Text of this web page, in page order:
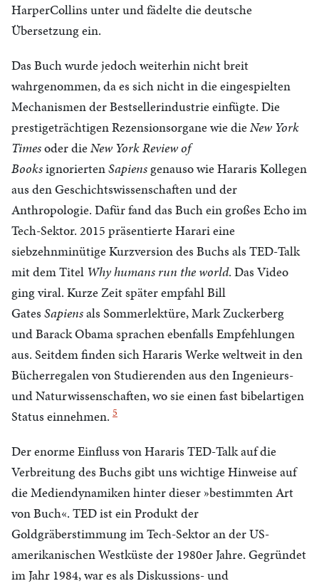
HarperCollins unter und fädelte die deutsche
Übersetzung ein.
Das Buch wurde jedoch weiterhin nicht breit
wahrgenommen, da es sich nicht in die eingespielten
Mechanismen der Bestsellerindustrie einfügte. Die
prestigeträchtigen Rezensionsorgane wie dieNew York
Timesoder dieNew York Review of
BooksignoriertenSapiens genauso wie Hararis Kollegen
aus den Geschichtswissenschaften und der
Anthropologie. Dafür fand das Buch ein großes Echo im
Tech-Sektor. 2015 präsentierte Harari eine
siebzehnminütige Kurzversion des Buchs als TED-Talk
mit dem Titel Why humans run the world. Das Video
ging viral. Kurze Zeit später empfahl Bill
Gates Sapiensals Sommerlektüre, Mark Zuckerberg
und Barack Obama sprachen ebenfalls Empfehlungen
aus. Seitdem finden sich Hararis Werke weltweit in den
Bücherregalen von Studierenden aus den Ingenieurs-
und Naturwissenschaften, wo sie einen fast bibelartigen
Status einnehmen. 5
Der enorme Einfluss von Hararis TED-Talk auf die
Verbreitung des Buchs gibt uns wichtige Hinweise auf
die Mediendynamiken hinter dieser »bestimmten Art
von Buch«. TEDist ein Produkt der
Goldgräberstimmung im Tech-Sektor an derUS-
amerikanischen Westküste der 1980er Jahre. Gegründet
im Jahr 1984, war es als Diskussions- und